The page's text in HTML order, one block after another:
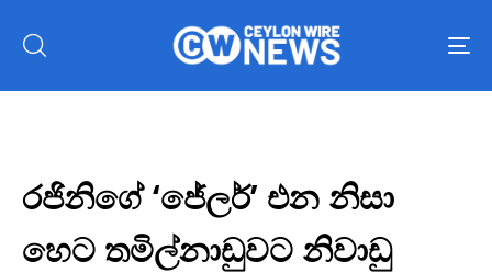
රජිනිගේ ‘ජේලර්’ එන නිසා
හෙට තමිල්නාඩුවට නිවාඩු